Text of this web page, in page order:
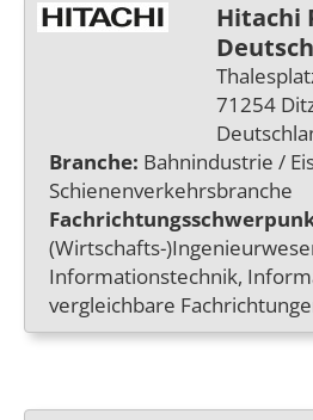
Hitachi
71254
Branche: Bahnindustrie /
Schienenverkehrsbranche
(Wirtschafts-
Informationstechnik,
vergleichbare